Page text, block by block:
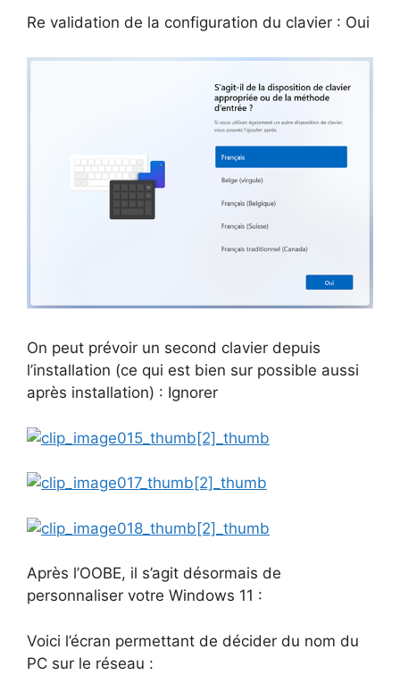
Re validation de la configuration du clavier : Oui
On peut prévoir un second clavier depuis
l’installation (ce qui est bien sur possible aussi
après installation) : Ignorer
Après l’OOBE, il s’agit désormais de
personnaliser votre Windows 11 :
Voici l’écran permettant de décider du nom du
PC sur le réseau :